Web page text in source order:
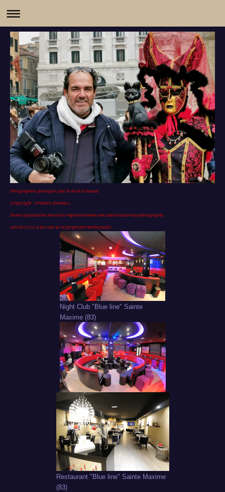
Photgraphies protégées par le droit d'auteur.
(Copyright : Frédéric Delmas).
Toute exploitation nécessite impérativement une autorisation du photographe.
Article l.122-4 du code de la propriété intellectuelle
Night Club "Blue line" Sainte
Maxime (83)
Restaurant "Blue line" Sainte Maxime
(83)